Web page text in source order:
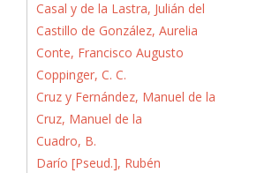
Casal y de la Lastra, Julián del
Castillo de González, Aurelia
Conte, Francisco Augusto
Coppinger, C. C.
Cruz y Fernández, Manuel de la
Cruz, Manuel de la
Cuadro, B.
Darío [Pseud.], Rubén